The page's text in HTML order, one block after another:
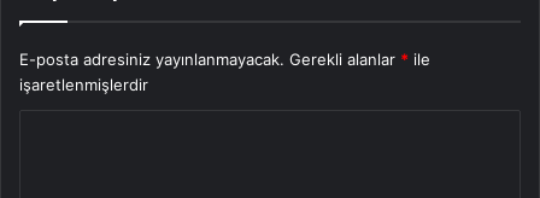
E-posta adresiniz yayınlanmayacak. Gerekli alanlar * ile
işaretlenmişlerdir